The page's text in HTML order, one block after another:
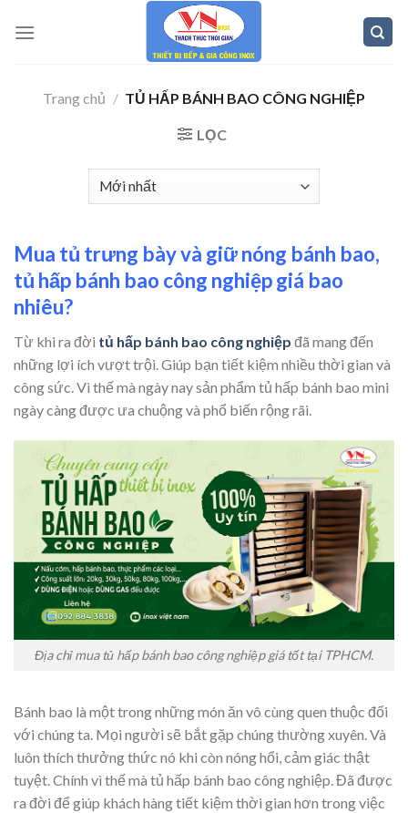
Trang chủ / TỦ HẤP BÁNH BAO CÔNG NGHIỆP
LỌC
Mua tủ trưng bày và giữ nóng bánh bao,
tủ hấp bánh bao công nghiệp giá bao
nhiêu?
Từ khi ra đời tủ hấp bánh bao công nghiệp đã mang đến
những lợi ích vượt trội. Giúp bạn tiết kiệm nhiều thời gian và
công sức. Vì thế mà ngày nay sản phẩm tủ hấp bánh bao mini
ngày càng được ưa chuộng và phổ biến rộng rãi.
Địa chỉ mua tủ hấp bánh bao công nghiệp giá tốt tại TPHCM.
Bánh bao là một trong những món ăn vô cùng quen thuộc đối
với chúng ta. Mọi người sẽ bắt gặp chúng thường xuyên. Và
luôn thích thưởng thức nó khi còn nóng hổi, cảm giác thật
tuyệt. Chính vì thế mà tủ hấp bánh bao công nghiệp. Đã được
ra đời để giúp khách hàng tiết kiệm thời gian hơn trong việc